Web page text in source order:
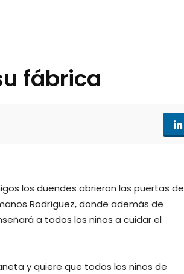
fábrica
los duendes abrieron las puertas de
Rodríguez, donde además de
a todos los niños a cuidar el
y quiere que todos los niños de